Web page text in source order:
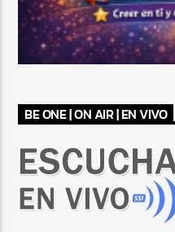
BE ONE | ON AIR | EN VIVO